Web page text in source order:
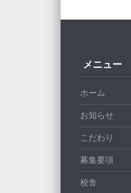
メニュー
ホーム
お知らせ
こだわり
募集要項
校舎